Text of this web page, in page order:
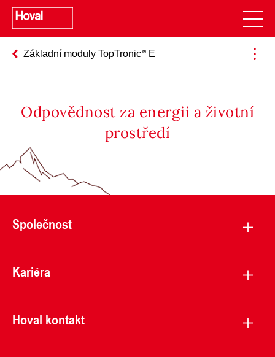
Základní moduly TopTronic E
Odpovědnost za energii a životní
prostředí
Společnost
Kariéra
Hoval kontakt